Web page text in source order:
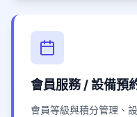
會員服務 / 設備預
會員等級與積分管理、